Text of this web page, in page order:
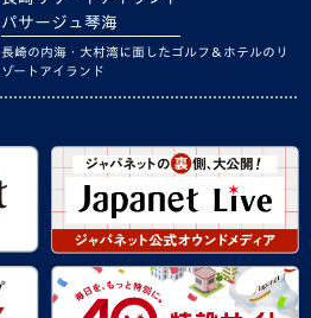
パサージュ琴海
長崎の内海・大村湾に面したゴルフ＆ホテルのリ
ゾートアイランド